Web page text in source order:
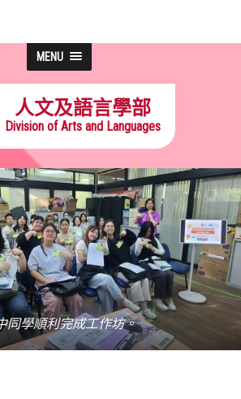
MENU
人文及語言學部
Division of Arts and Languages
同學順利完成工作坊。